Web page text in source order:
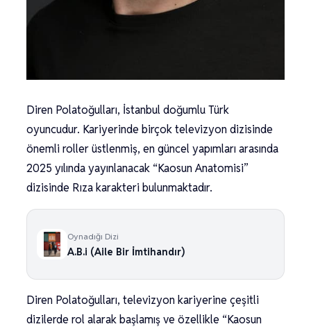
Diren Polatoğulları, İstanbul doğumlu Türk
oyuncudur. Kariyerinde birçok televizyon dizisinde
önemli roller üstlenmiş, en güncel yapımları arasında
2025 yılında yayınlanacak “Kaosun Anatomisi”
dizisinde Rıza karakteri bulunmaktadır.
Oynadığı Dizi
A.B.i (Aile Bir İmtihandır)
Diren Polatoğulları, televizyon kariyerine çeşitli
dizilerde rol alarak başlamış ve özellikle “Kaosun